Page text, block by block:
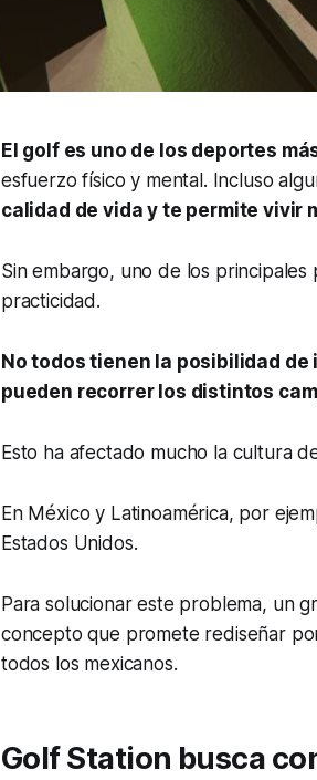
El golf es uno de los deportes
esfuerzo físico y mental. Incluso
calidad de vida y te permite vivir
Sin embargo, uno de los
practicidad.
No todos tienen la posibilidad
pueden recorrer los distintos
Esto ha afectado mucho la cultura
En México y Latinoamérica, por
Estados Unidos.
Para solucionar este problema, un
concepto que promete rediseñar
todos los mexicanos.
Golf Station busca